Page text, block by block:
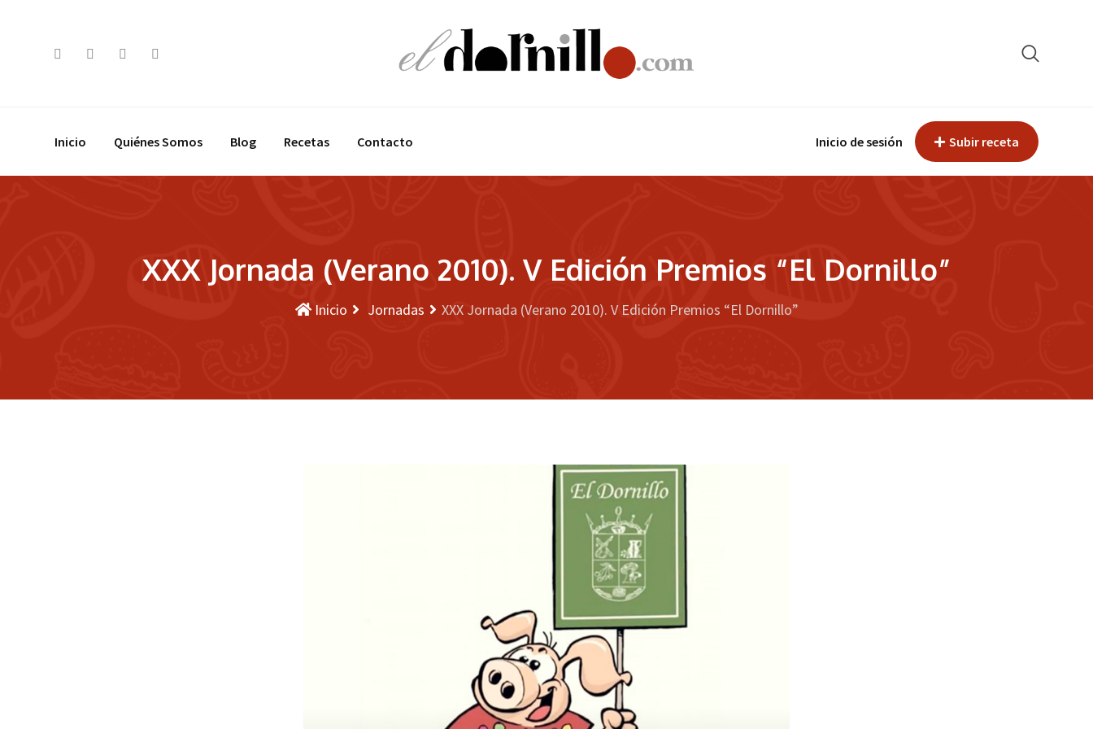
contenido
Inicio Quiénes Somos Blog Recetas Contacto Inicio de sesión Subir receta
XXX Jornada (Verano 2010). V Edición Premios “El Dornillo”
Inicio Jornadas XXX Jornada (Verano 2010). V Edición Premios “El Dornillo”